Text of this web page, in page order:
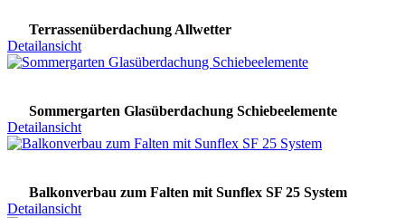
Terrassenüberdachung Allwetter
Detailansicht
Sommergarten Glasüberdachung Schiebeelemente
Detailansicht
Balkonverbau zum Falten mit Sunflex SF 25 System
Detailansicht